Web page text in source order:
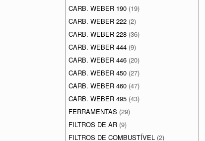
CARB. WEBER 190 (19)
CARB. WEBER 222 (2)
CARB. WEBER 228 (36)
CARB. WEBER 444 (9)
CARB. WEBER 446 (20)
CARB. WEBER 450 (27)
CARB. WEBER 460 (47)
CARB. WEBER 495 (43)
FERRAMENTAS (29)
FILTROS DE AR (9)
FILTROS DE COMBUSTÍVEL (2)